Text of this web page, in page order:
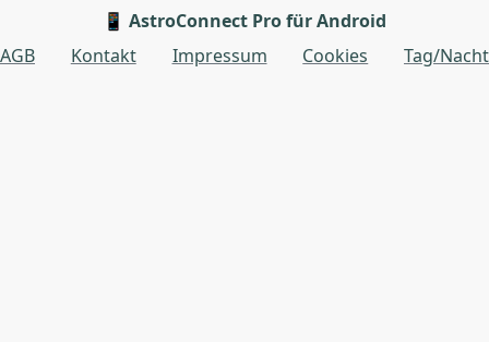
📱 AstroConnect Pro für Android
AGB
Kontakt Impressum Cookies Tag/Nacht